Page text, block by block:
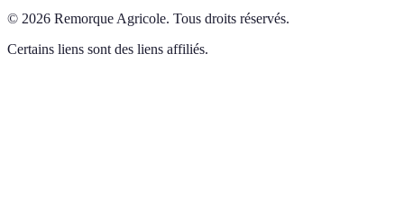
© 2026 Remorque Agricole. Tous droits réservés.
Certains liens sont des liens affiliés.